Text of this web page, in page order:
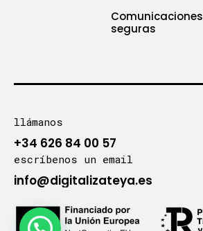
Comunicaciones
seguras
llámanos
+34 626 84 00 57
escríbenos un email
info@digitalizateya.es